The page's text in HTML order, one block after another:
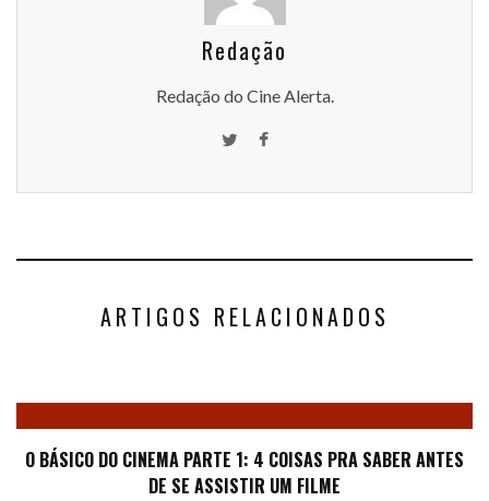
Redação
Redação do Cine Alerta.
ARTIGOS RELACIONADOS
O BÁSICO DO CINEMA PARTE 1: 4 COISAS PRA SABER ANTES
DE SE ASSISTIR UM FILME